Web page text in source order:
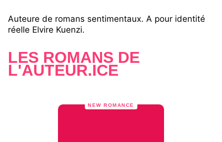
Auteure de romans sentimentaux. A pour identité
réelle Elvire Kuenzi.
LES ROMANS DE
L'AUTEUR.ICE
NEW ROMANCE